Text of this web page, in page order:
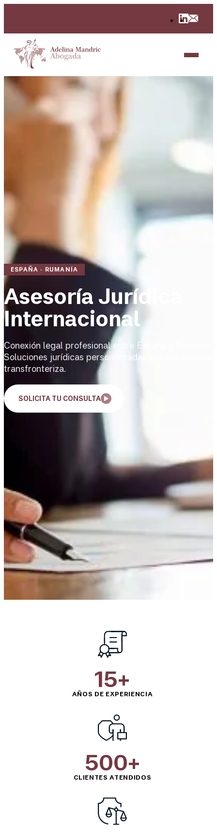
ESPAÑA · RUMANÍA
Asesoría Jurídica
Internacional
Conexión legal profesional entre España y Rumanía.
Soluciones jurídicas personalizadas con experiencia
transfronteriza.
SOLICITA TU CONSULTA
15+
AÑOS DE EXPERIENCIA
500+
CLIENTES ATENDIDOS